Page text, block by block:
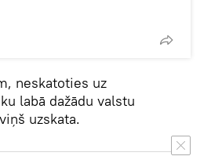
neskatoties uz
labā dažādu valstu
uzskata.